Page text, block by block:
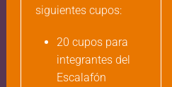
siguientes cupos:
20 cupos para
integrantes del
Escalafón